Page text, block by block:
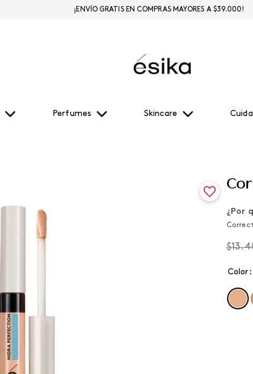
Perfumes Skincare
¡ENVÍO GRATIS EN COMPRAS MAYORES A $39.000!
¿Por
$13.
Color :